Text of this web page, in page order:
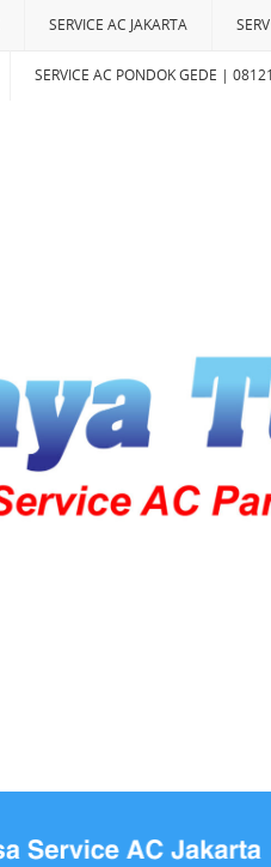
SERVICE AC JAKARTA
SERVICE AC PONDOK GEDE |